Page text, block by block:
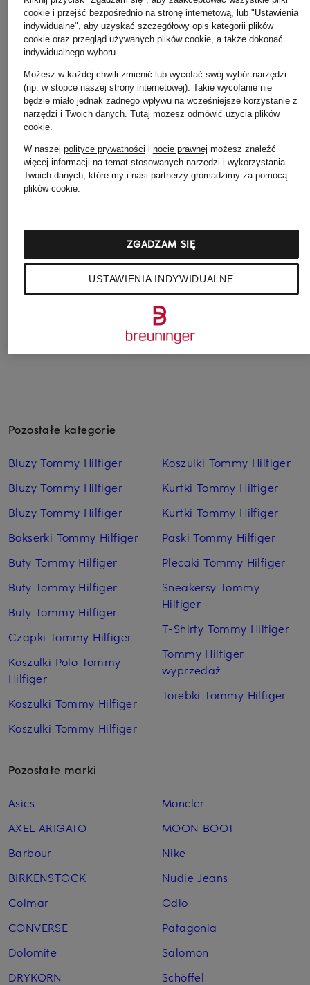
+ rabat promocyjny
Bosmanka
2 239 zł
WEEKEND Max Mara
1 185 zł
Najniższa cena:
1 066,50 zł
Marc O'Polo
Pozostałe kategorie
Bluzy Tommy Hilfiger
Bluzy Tommy Hilfiger
Bluzy Tommy Hilfiger
Bokserki Tommy Hilfiger
Buty Tommy Hilfiger
Buty Tommy Hilfiger
Buty Tommy Hilfiger
Czapki Tommy Hilfiger
Koszulki Polo Tommy
Hilfiger
Koszulki Tommy Hilfiger
Koszulki Tommy Hilfiger
Koszulki Tommy Hilfiger
Kurtki Tommy Hilfiger
Kurtki Tommy Hilfiger
Paski Tommy Hilfiger
Plecaki Tommy Hilfiger
Sneakersy Tommy
Hilfiger
T-Shirty Tommy Hilfiger
Tommy Hilfiger
wyprzedaż
Torebki Tommy Hilfiger
Pozostałe marki
Asics
AXEL ARIGATO
Barbour
BIRKENSTOCK
Colmar
CONVERSE
Dolomite
DRYKORN
Moncler
MOON BOOT
Nike
Nudie Jeans
Odlo
Patagonia
Salomon
Schöffel
cookie i przejść bezpośrednio na stronę internetową, lub "Ustawienia
indywidualne", aby uzyskać szczegółowy opis kategorii plików
cookie oraz przegląd używanych plików cookie, a także dokonać
indywidualnego wyboru.
Możesz w każdej chwili zmienić lub wycofać swój wybór narzędzi
(np. w stopce naszej strony internetowej). Takie wycofanie nie
będzie miało jednak żadnego wpływu na wcześniejsze korzystanie z
narzędzi i Twoich danych. Tutaj możesz odmówić użycia plików
cookie.
W naszej polityce prywatności i nocie prawnej możesz znaleźć
więcej informacji na temat stosowanych narzędzi i wykorzystania
Twoich danych, które my i nasi partnerzy gromadzimy za pomocą
plików cookie.
USTAWIENIA INDYWIDUALNE
ZGADZAM SIĘ